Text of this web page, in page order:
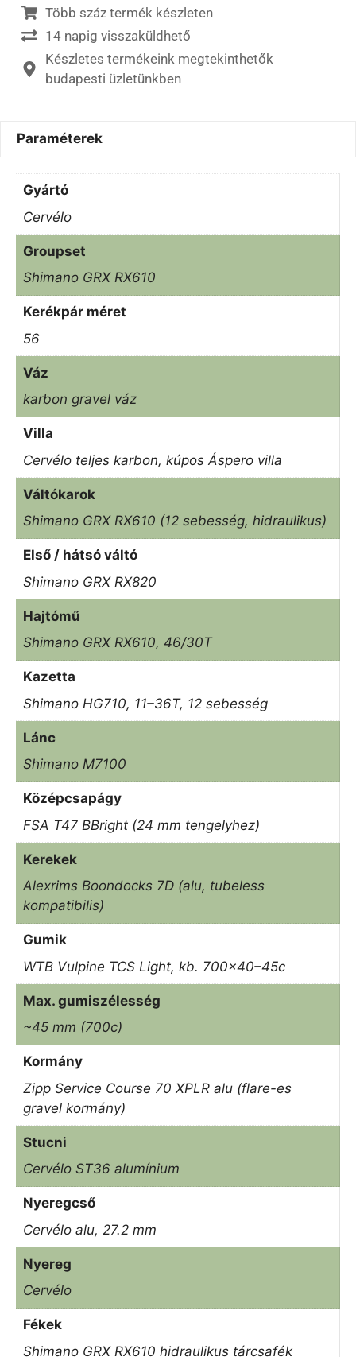
Több száz termék készleten
14 napig visszaküldhető
Készletes termékeink megtekinthetők
budapesti üzletünkben
Paraméterek
Gyártó
Cervélo
Groupset
Shimano GRX RX610
Kerékpár méret
56
Váz
karbon gravel váz
Villa
Cervélo teljes karbon, kúpos Áspero villa
Váltókarok
Shimano GRX RX610 (12 sebesség, hidraulikus)
Első / hátsó váltó
Shimano GRX RX820
Hajtómű
Shimano GRX RX610, 46/30T
Kazetta
Shimano HG710, 11–36T, 12 sebesség
Lánc
Shimano M7100
Középcsapágy
FSA T47 BBright (24 mm tengelyhez)
Kerekek
Alexrims Boondocks 7D (alu, tubeless
kompatibilis)
Gumik
WTB Vulpine TCS Light, kb. 700×40–45c
Max. gumiszélesség
~45 mm (700c)
Kormány
Zipp Service Course 70 XPLR alu (flare-es
gravel kormány)
Stucni
Cervélo ST36 alumínium
Nyeregcső
Cervélo alu, 27.2 mm
Nyereg
Cervélo
Fékek
Shimano GRX RX610 hidraulikus tárcsafék